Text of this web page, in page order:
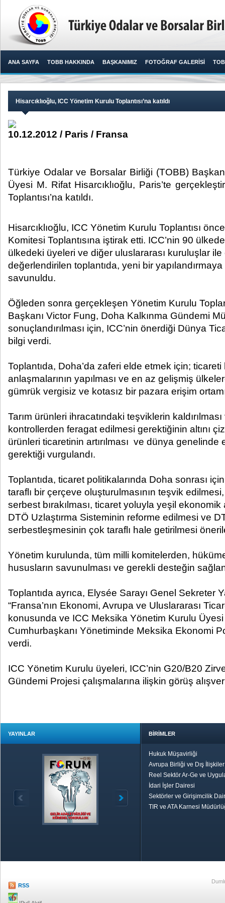
ANA SAYFA TOBB HAKKINDA BAŞKANIMIZ FOTOĞRAF GALERİSİ
Hisarcıklıoğlu, ICC Yönetim Kurulu Toplantısı’na katıldı
10.12.2012 / Paris / Fransa
Türkiye Odalar ve Borsalar Birliği (TOBB)
Üyesi M. Rifat Hisarcıklıoğlu, Paris’te
Toplantısı’na katıldı.​ ​
Hisarcıklıoğlu, ICC Yönetim Kurulu Toplantısı
Komitesi Toplantısına iştirak etti. ICC’nin 90
ülkedeki üyeleri ve diğer uluslararası kuruluşlar
değerlendirilen toplantıda, yeni bir
savunuldu.
Öğleden sonra gerçekleşen Yönetim Kurulu
Başkanı Victor Fung, Doha Kalkınma Gündemi
sonuçlandırılması için, ICC’nin önerdiği Dünya
bilgi verdi.
Toplantıda, Doha’da zaferi elde etmek için; ticareti
anlaşmalarının yapılması ve en az gelişmiş
gümrük vergisiz ve kotasız bir pazara erişim
Tarım ürünleri ihracatındaki teşviklerin
kontrollerden feragat edilmesi gerektiğinin altını
ürünleri ticaretinin artırılması ve dünya
gerektiği vurgulandı.
Toplantıda, ticaret politikalarında Doha sonrası
taraflı bir çerçeve oluşturulmasının teşvik
serbest bırakılması, ticaret yoluyla yeşil
DTÖ Uzlaştırma Sisteminin reforme edilmesi ve
serbestleşmesinin çok taraflı hale getirilmesi
Yönetim kurulunda, tüm milli komitelerden,
hususların savunulması ve gerekli desteğin
Toplantıda ayrıca, Elysée Sarayı Genel Sekreter
“Fransa’nın Ekonomi, Avrupa ve Uluslararası
konusunda ve ICC Meksika Yönetim Kurulu
Cumhurbaşkanı Yönetiminde Meksika Ekonomi
verdi.
ICC Yönetim Kurulu üyeleri, ICC’nin G20/B20
Gündemi Projesi çalışmalarına ilişkin görüş
YAYINLAR BİRİMLER
Hukuk Müşavirliği
Avrupa Birliği ve Dış
Reel Sektör Ar-Ge ve
İdari İşler Dairesi
Sektörler ve Girişimcilik
TIR ve ATA Karnesi
RSS